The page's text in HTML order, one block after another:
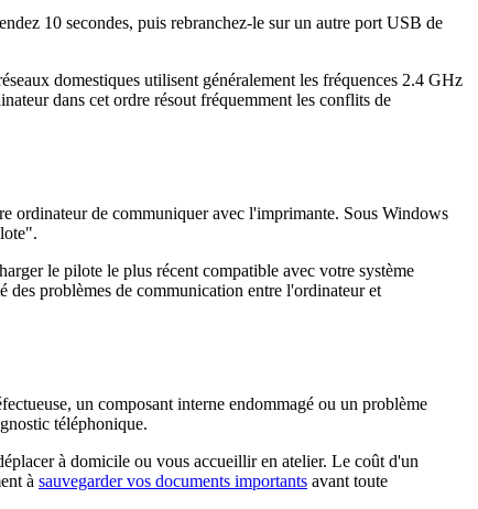
10 secondes, puis rebranchez-le sur un autre port USB de
domestiques utilisent généralement les fréquences 2.4 GHz
dans cet ordre résout fréquemment les conflits de
ordinateur de communiquer avec l'imprimante. Sous Windows
le pilote le plus récent compatible avec votre système
problèmes de communication entre l'ordinateur et
un composant interne endommagé ou un problème
téléphonique.
à domicile ou vous accueillir en atelier. Le coût d'un
à sauvegarder vos documents importants avant toute